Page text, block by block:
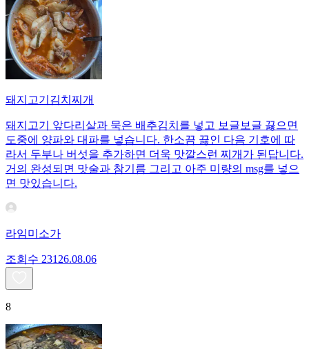
돼지고기김치찌개
돼지고기 앞다리살과 묵은 배추김치를 넣고 보글보글 끓으면
도중에 양파와 대파를 넣습니다. 한소끔 끓인 다음 기호에 따
라서 두부나 버섯을 추가하면 더욱 맛깔스런 찌개가 된답니다.
거의 완성되면 맛술과 참기름 그리고 아주 미량의 msg를 넣으
면 맛있습니다.
라임미소가
조회수 231 26.08.06
8